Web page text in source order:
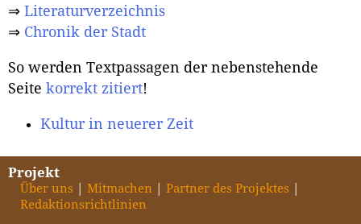
⇒ Literaturverzeichnis
⇒ Chronik der Stadt
So werden Textpassagen der nebenstehende
Seite korrekt zitiert!
Kultur in neuerer Zeit
Projekt
Über uns Mitmachen
Partner des Projektes
Redaktionsrichtlinien